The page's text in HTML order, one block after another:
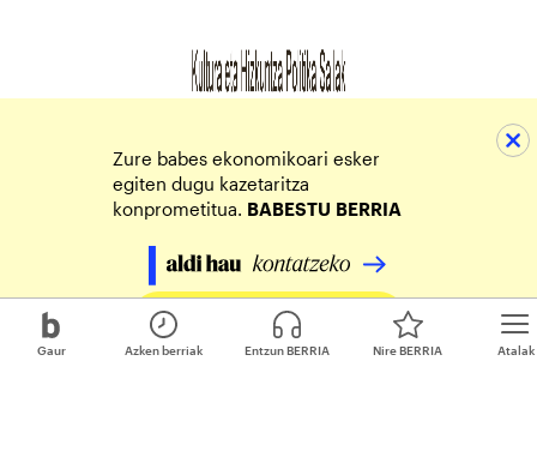
Gaur Atalak
Azken berriak Entzun BERRIA Nire BERRIA
Zure babes ekonomikoari esker
egiten dugu kazetaritza
konprometitua. BABESTU BERRIA
Egin zure ekarpena